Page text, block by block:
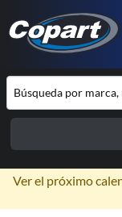
Ver el próximo